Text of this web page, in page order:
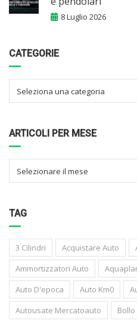
8 Luglio 2026
CATEGORIE
Seleziona una categoria
ARTICOLI PER MESE
Selezionare il mese
TAG
3 Cilindri Acquistare Auto
Ammortizzatori Auto
Auto D'epoca
Auto Km0
Autousate Mercatoauto